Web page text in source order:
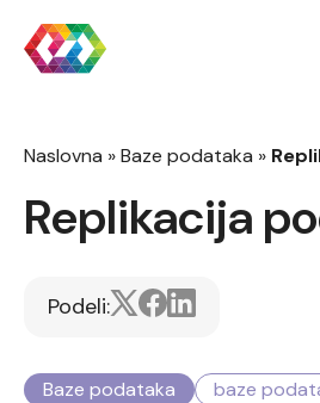
Naslovna »Baze podataka »
Replikacija
Podeli:
Baze podataka
baze